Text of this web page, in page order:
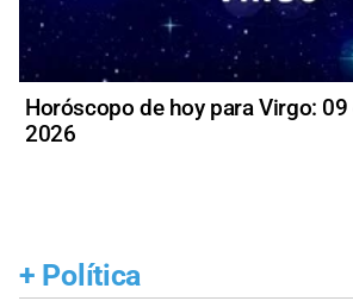
Horóscopo de hoy para Virgo:
2026
+ Política